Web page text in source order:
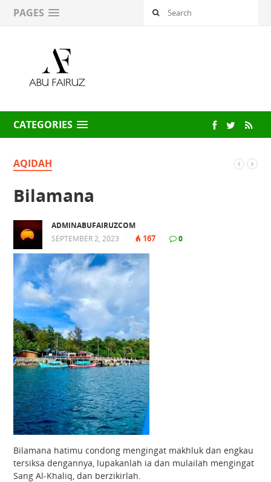
PAGES
CATEGORIES
AQIDAH
Bilamana
ADMINABUFAIRUZCOM
SEPTEMBER 2, 2023
167 0
Bilamana hatimu condong mengingat makhluk dan engkau
tersiksa dengannya, lupakanlah ia dan mulailah mengingat
Sang Al-Khaliq, dan berzikirlah.